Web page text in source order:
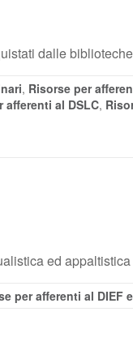
dalle
, Risorse per
afferenti al DSLC,
ed
per afferenti al DIEF